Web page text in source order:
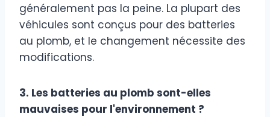
généralement pas la peine. La plupart des
véhicules sont conçus pour des batteries
au plomb, et le changement nécessite des
modifications.
3. Les batteries au plomb sont-elles
mauvaises pour l'environnement ?